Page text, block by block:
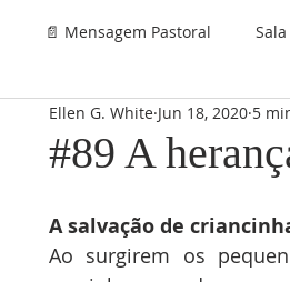
📄 Mensagem Pastoral
#89 A
Ellen G. White Jun 18, 2020 5
A salvação de
Ao surgirem os